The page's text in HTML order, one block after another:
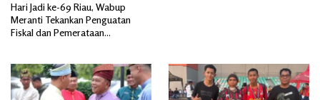
Hari Jadi ke-69 Riau, Wabup
Meranti Tekankan Penguatan
Fiskal dan Pemerataan